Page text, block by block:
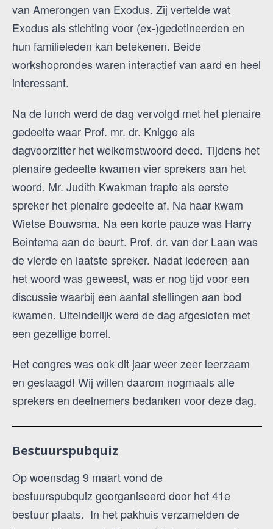
van Amerongen van Exodus. Zij vertelde wat
Exodus als stichting voor (ex-)gedetineerden en
hun familieleden kan betekenen. Beide
workshoprondes waren interactief van aard en heel
interessant.
Na de lunch werd de dag vervolgd met het plenaire
gedeelte waar Prof. mr. dr. Knigge als
dagvoorzitter het welkomstwoord deed. Tijdens het
plenaire gedeelte kwamen vier sprekers aan het
woord. Mr. Judith Kwakman trapte als eerste
spreker het plenaire gedeelte af. Na haar kwam
Wietse Bouwsma. Na een korte pauze was Harry
Beintema aan de beurt. Prof. dr. van der Laan was
de vierde en laatste spreker. Nadat iedereen aan
het woord was geweest, was er nog tijd voor een
discussie waarbij een aantal stellingen aan bod
kwamen. Uiteindelijk werd de dag afgesloten met
een gezellige borrel.
Het congres was ook dit jaar weer zeer leerzaam
en geslaagd! Wij willen daarom nogmaals alle
sprekers en deelnemers bedanken voor deze dag.
Bestuurspubquiz
Op woensdag 9 maart vond de
bestuurspubquiz georganiseerd door het 41e
bestuur plaats. In het pakhuis verzamelden de